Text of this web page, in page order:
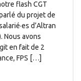
flash CGT
du projet de
d’Altran
Nous avons
en fait de 2
FPS […]